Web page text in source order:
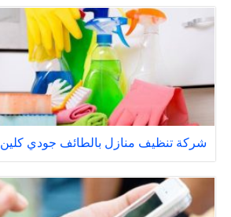
شركة تنظيف منازل بالطائف جودي كلين